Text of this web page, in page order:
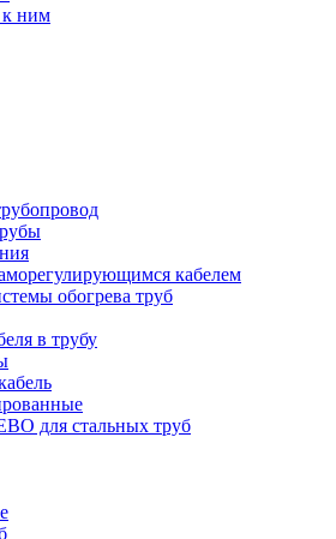
ним
кабелем
обогрева труб
в трубу
для стальных труб